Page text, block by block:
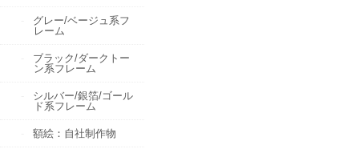
グレー/ベージュ系フ
レーム
ブラック/ダークトー
ン系フレーム
シルバー/銀箔/ゴール
ド系フレーム
額絵：自社制作物